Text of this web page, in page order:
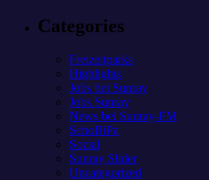
Categories
Freizeitparks
Highlights
Jobs bei Sunray
Jobs Sunray
News bei Sunray-FM
SchoBiPa
Sozial
Sunray Slider
Uncategorized